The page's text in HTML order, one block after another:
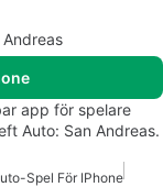
app för spelare
Auto: San Andreas.
Spel För IPhone